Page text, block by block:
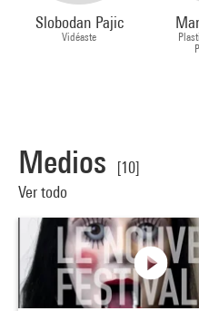
Slobodan Pajic
Vidéaste
Medios
[10]
Ver todo